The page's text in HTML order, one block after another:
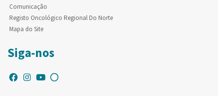
Comunicação
Registo Oncológico Regional Do Norte
Mapa do Site
Siga-nos